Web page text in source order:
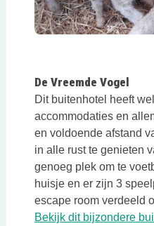
De Vreemde Vogel
Dit buitenhotel heeft
accommodaties en
en voldoende afstand
in alle rust te genieten
genoeg plek om te
huisje en er zijn 3
escape room verdeeld
Bekijk dit bijzondere